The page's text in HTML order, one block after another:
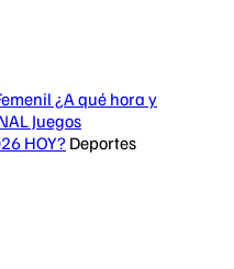
¿A qué hora y
Juegos
HOY? Deportes